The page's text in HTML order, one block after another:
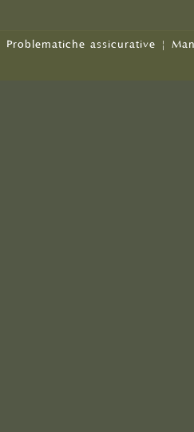
Problematiche assicurative |